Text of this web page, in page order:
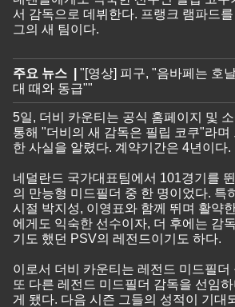
서 감독으로 데뷔한다. 프랭크 램파드
그의 새 팀이다.
주요 뉴스 | "​[영상] 피구, "음바페는 호
대 때와 동급""
5일, 더비 카운티는 공식 홈페이지 및
통해 "더비의 새 감독은 필립 코쿠"라며
한 사실을 알렸다. 계약기간은 4년이다.
네덜란드 국가대표팀에서 101경기를
의 만능형 미드필더 중 한 명이었다. 특
시절 박지성, 이영표와 함께 뛰며 활약
에게도 익숙한 선수이자, 더 후에는 감
기도 했던 PSV의 레전드이기도 하다.
이로서 더비 카운티는 레전드 미드필더
또 다른 레전드 미드필더 감독을 선임
게 됐다. 다음 시즌 그들의 성적이 기대